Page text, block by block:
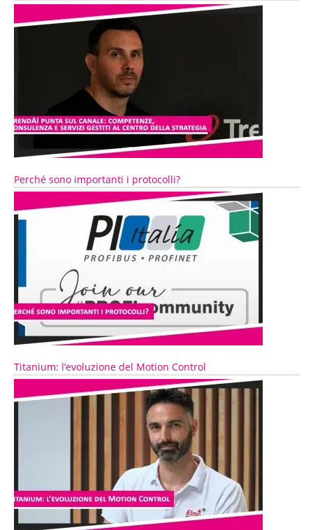
Perché sono importanti i protocolli?
Titanium: l’evoluzione del Motion Control